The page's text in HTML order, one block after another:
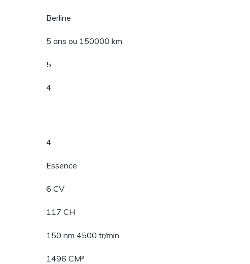
Berline
5 ans ou 150000 km
5
4
4
Essence
6 CV
117 CH
150 nm 4500 tr/min
1496 CM³